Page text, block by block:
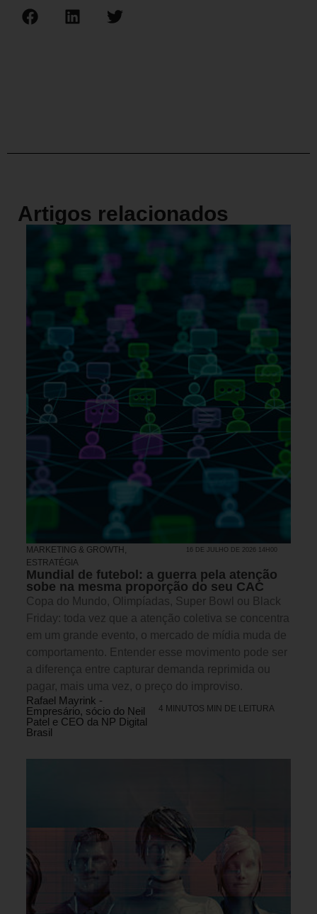
Artigos relacionados
MARKETING & GROWTH ,
ESTRATÉGIA
16 DE JULHO DE 2026 14H00
Mundial de futebol: a guerra pela atenção
sobe na mesma proporção do seu CAC
Copa do Mundo, Olimpíadas, Super Bowl ou Black
Friday: toda vez que a atenção coletiva se concentra
em um grande evento, o mercado de mídia muda de
comportamento. Entender esse movimento pode ser
a diferença entre capturar demanda reprimida ou
pagar, mais uma vez, o preço do improviso.
Rafael Mayrink -
Empresário, sócio do Neil
Patel e CEO da NP Digital
Brasil
4 MINUTOS MIN DE LEITURA